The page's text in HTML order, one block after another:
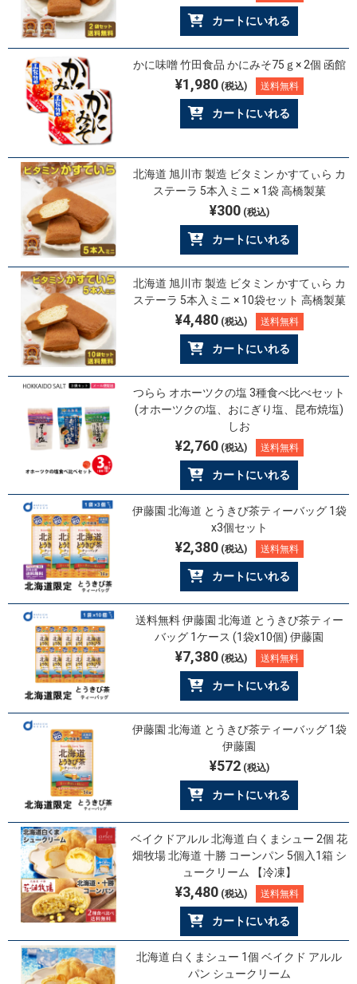
カートにいれる
かに味噌 竹田食品 かにみそ75ｇ× 2個 函館
¥1,980(税込) 送料無料
カートにいれる
北海道 旭川市 製造 ビタミン かすてぃら カ
ステーラ 5本入ミニ × 1袋 高橋製菓
¥300(税込)
カートにいれる
北海道 旭川市 製造 ビタミン かすてぃら カ
ステーラ 5本入ミニ × 10袋セット 高橋製菓
¥4,480(税込) 送料無料
カートにいれる
つらら オホーツクの塩 3種食べ比べセット
(オホーツクの塩、おにぎり塩、昆布焼塩)
しお
¥2,760(税込) 送料無料
カートにいれる
伊藤園 北海道 とうきび茶ティーバッグ 1袋
x3個セット
¥2,380(税込) 送料無料
カートにいれる
送料無料 伊藤園 北海道 とうきび茶ティー
バッグ 1ケース (1袋x10個) 伊藤園
¥7,380(税込) 送料無料
カートにいれる
伊藤園 北海道 とうきび茶ティーバッグ 1袋
伊藤園
¥572(税込)
カートにいれる
ベイクドアルル 北海道 白くまシュー 2個 花
畑牧場 北海道 十勝 コーンパン 5個入1箱 シ
ュークリーム 【冷凍】
¥3,480(税込) 送料無料
カートにいれる
北海道 白くまシュー 1個 ベイクド アルル
パン シュークリーム